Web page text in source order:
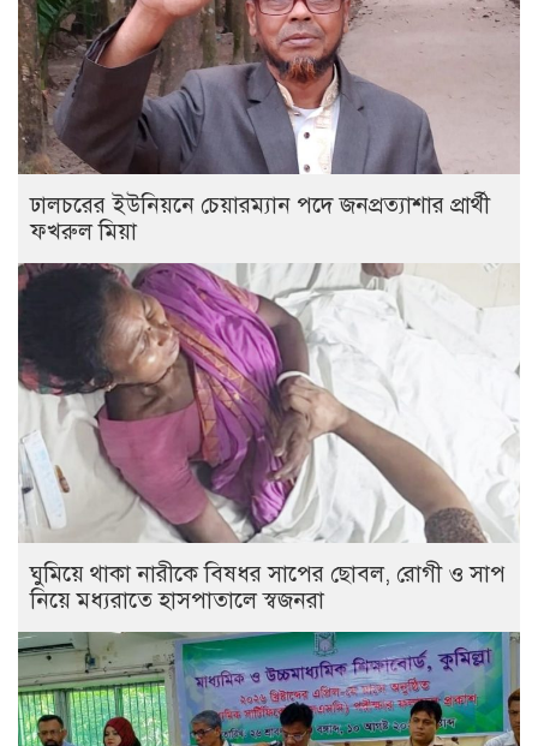
ঢালচরের ইউনিয়নে চেয়ারম্যান পদে জনপ্রত্যাশার প্রার্থী
ফখরুল মিয়া
ঘুমিয়ে থাকা নারীকে বিষধর সাপের ছোবল, রোগী ও সাপ
নিয়ে মধ্যরাতে হাসপাতালে স্বজনরা